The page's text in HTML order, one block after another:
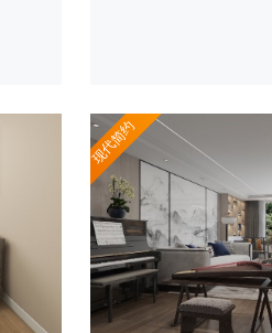
现代简约